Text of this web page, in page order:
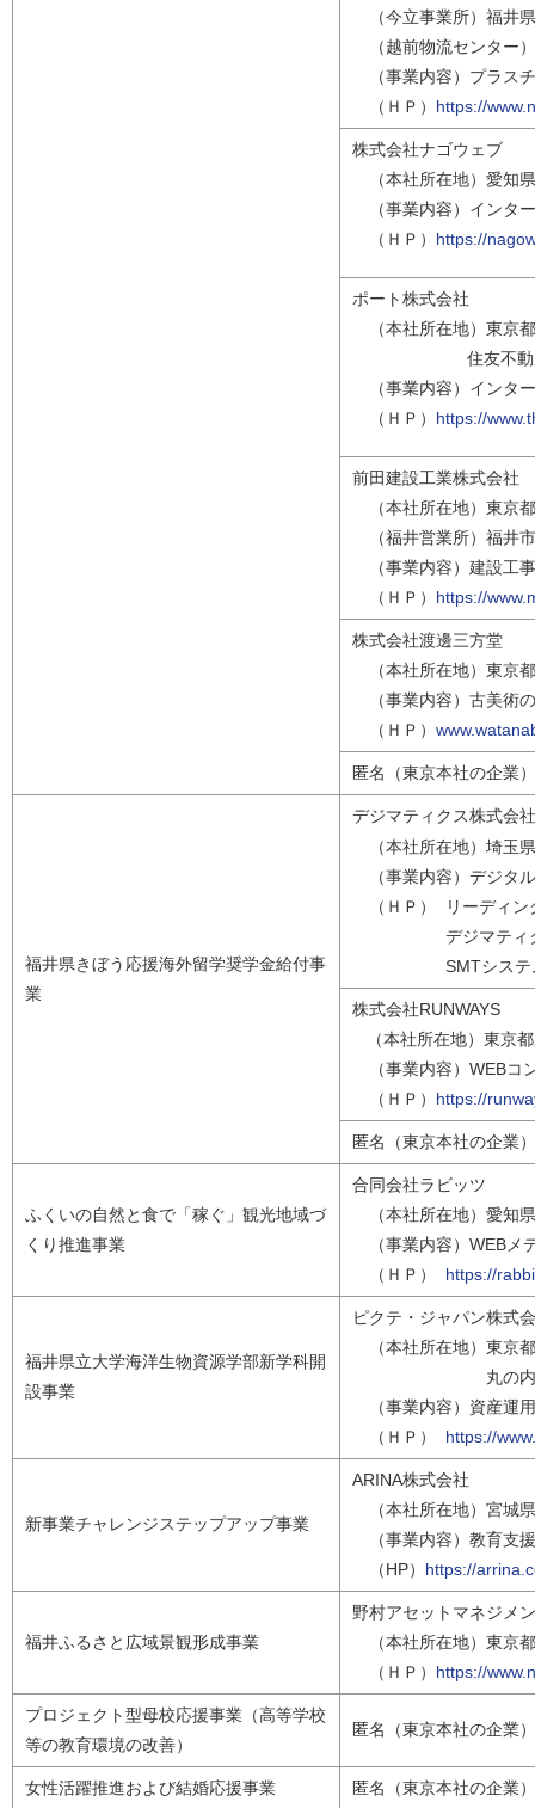
（今立事業所）福井
（越前物流センター
（事業内容）プラス
（ＨＰ） https://
株式会社ナゴウェブ
（本社所在地）愛知
（事業内容）インタ
（ＨＰ） https://
ポート株式会社
（本社所在地）東京
住友不動産新宿
（事業内容）インタ
（ＨＰ） https://
前田建設工業株式会社
（本社所在地）東京
（福井営業所）福井
（事業内容）建設工
（ＨＰ） https://
株式会社渡邊三方堂
（本社所在地）東京
（事業内容）古美術
（ＨＰ）
匿名（東京本社の企業）
福井県きぼう応援海外留学奨学金給付事
業
デジマティクス株式会社
（本社所在地）埼玉
（事業内容）デジタ
（ＨＰ） リーディン
デジマティ
SMTシステ
株式会社RUNWAYS
（本社所在地）東京
（事業内容）WEBコ
（ＨＰ） https://
匿名（東京本社の企業）
ふくいの自然と食で「稼ぐ」観光地域づ
くり推進事業
合同会社ラビッツ
（本社所在地）愛知
（事業内容）WEBメ
（ＨＰ）
https://
福井県立大学海洋生物資源学部新学科開
設事業
ピクテ・ジャパン株式
（本社所在地） 東京
丸の内パーク
（事業内容）資産運
（ＨＰ）
https://
新事業チャレンジステップアップ事業
ARINA株式会社
（本社所在地）宮城
（事業内容）教育支
（HP） https://
福井ふるさと広域景観形成事業
野村アセットマネジ
（本社所在地）東京
（ＨＰ） https://
プロジェクト型母校応援事業（高等学校
等の教育環境の改善）
匿名（東京本社の企業）
女性活躍推進および結婚応援事業 匿名（東京本社の企業）